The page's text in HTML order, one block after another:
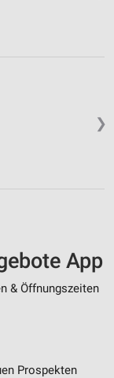
❯
App
& Öffnungszeiten
Prospekten